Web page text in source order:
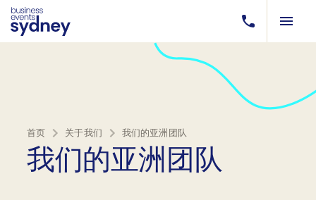
首页 关于我们 我们的亚洲团队
我们的亚洲团队